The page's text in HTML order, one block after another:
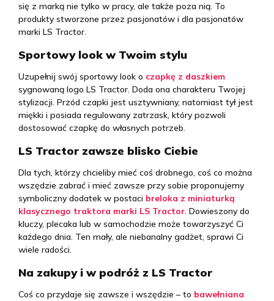
się z marką nie tylko w pracy, ale także poza nią. To
produkty stworzone przez pasjonatów i dla pasjonatów
marki LS Tractor.
Sportowy look w Twoim stylu
Uzupełnij swój sportowy look o czapkę z daszkiem
sygnowaną logo LS Tractor. Doda ona charakteru Twojej
stylizacji. Przód czapki jest usztywniany, natomiast tył jest
miękki i posiada regulowany zatrzask, który pozwoli
dostosować czapkę do własnych potrzeb.
LS Tractor zawsze blisko Ciebie
Dla tych, którzy chcieliby mieć coś drobnego, coś co można
wszędzie zabrać i mieć zawsze przy sobie proponujemy
symboliczny dodatek w postaci breloka z miniaturką
klasycznego traktora marki LS Tractor. Dowieszony do
kluczy, plecaka lub w samochodzie może towarzyszyć Ci
każdego dnia. Ten mały, ale niebanalny gadżet, sprawi Ci
wiele radości.
Na zakupy i w podróż z LS Tractor
Coś co przydaje się zawsze i wszędzie – to bawełniana